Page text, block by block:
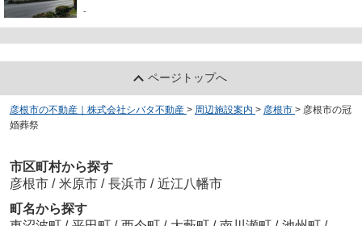
-
ページトップへ
彦根市の不動産｜株式会社シバタ不動産 > 周辺施設案内 > 彦根市 > 彦根市の冠
婚葬祭
市区町村から探す
彦根市 / 米原市 / 長浜市 / 近江八幡市
町名から探す